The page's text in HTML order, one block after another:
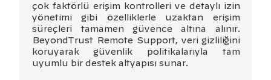
çok faktörlü erişim kontrolleri ve detaylı izin
yönetimi gibi özelliklerle uzaktan erişim
süreçleri tamamen güvence altına alınır.
BeyondTrust Remote Support, veri gizliliğini
koruyarak güvenlik politikalarıyla tam
uyumlu bir destek altyapısı sunar.